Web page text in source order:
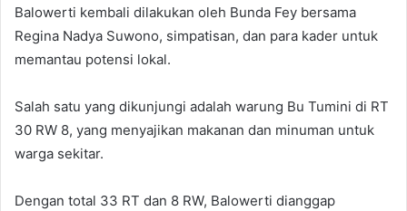
Balowerti kembali dilakukan oleh Bunda Fey bersama
Regina Nadya Suwono, simpatisan, dan para kader untuk
memantau potensi lokal.
Salah satu yang dikunjungi adalah warung Bu Tumini di RT
30 RW 8, yang menyajikan makanan dan minuman untuk
warga sekitar.
Dengan total 33 RT dan 8 RW, Balowerti dianggap